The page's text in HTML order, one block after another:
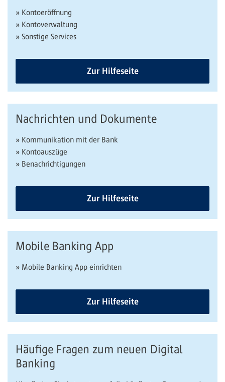
» Kontoeröffnung
» Kontoverwaltung
» Sonstige Services
Zur Hilfeseite
Nachrichten und Dokumente
» Kommunikation mit der Bank
» Kontoauszüge
» Benachrichtigungen
Zur Hilfeseite
Mobile Banking App
» Mobile Banking App einrichten
Zur Hilfeseite
Häufige Fragen zum neuen Digital
Banking